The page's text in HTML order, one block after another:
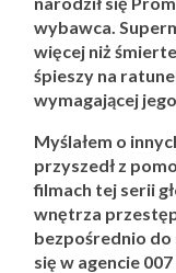
wybawca.
więcej niż
śpieszy na
wymagającej
Myślałem o
przyszedł z
filmach tej serii
wnętrza
bezpośrednio
się w agencie